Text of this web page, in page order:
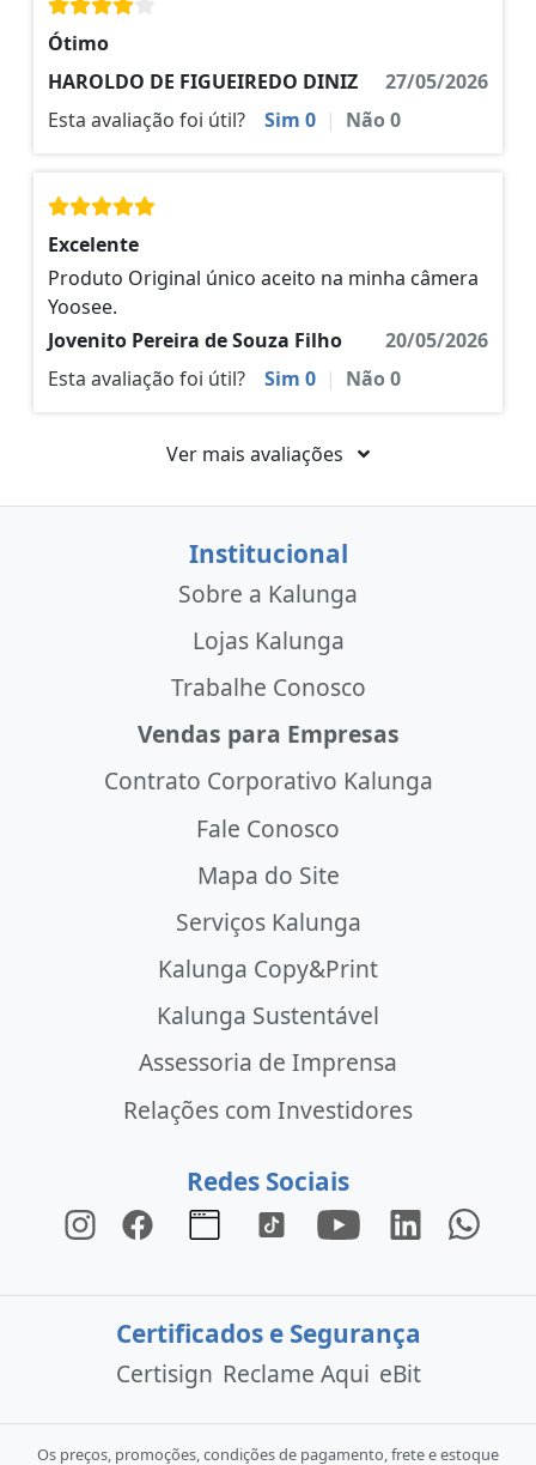
Ótimo
HAROLDO DE FIGUEIREDO DINIZ
27/05/2026
Esta avaliação foi útil?
Sim 0 | Não0
Excelente
Produto Original único aceito na minha câmera
Yoosee.
Jovenito Pereira de Souza Filho
20/05/2026
Esta avaliação foi útil?
Sim 0 | Não0
Ver mais avaliações
Institucional
Sobre a Kalunga
Lojas Kalunga
Trabalhe Conosco
Vendas para Empresas
Contrato Corporativo Kalunga
Fale Conosco
Mapa do Site
Serviços Kalunga
Kalunga Copy&Print
Kalunga Sustentável
Assessoria de Imprensa
Relações com Investidores
Redes Sociais
Certificados e Segurança
Certisign Reclame Aqui eBit
Os preços, promoções, condições de pagamento, frete e estoque